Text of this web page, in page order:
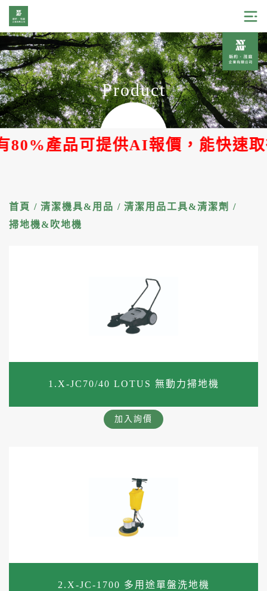
Product
產品可提供AI報價，能快速取
首頁 / 清潔機具&用品 / 清潔用品工具&清潔劑
/
掃地機&吹地機
1.X-JC70/40 LOTUS 無動力掃地機
加入詢價
2.X-JC-1700 多用途單盤洗地機